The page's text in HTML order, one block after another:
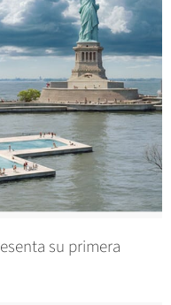
su primera